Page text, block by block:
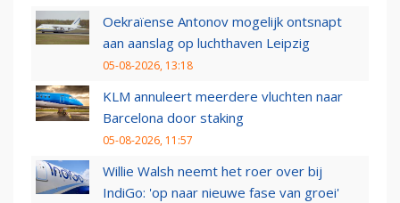
Oekraïense Antonov mogelijk ontsnapt
aan aanslag op luchthaven Leipzig
05-08-2026, 13:18
KLM annuleert meerdere vluchten naar
Barcelona door staking
05-08-2026, 11:57
Willie Walsh neemt het roer over bij
IndiGo: 'op naar nieuwe fase van groei'